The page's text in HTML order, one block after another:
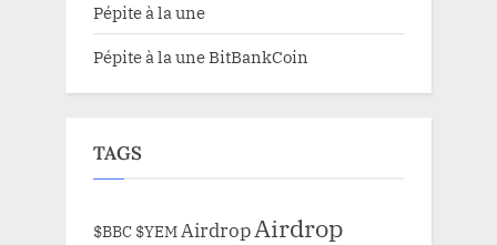
Pépite à la une
Pépite à la une BitBankCoin
TAGS
$BBC $YEMAirdropAirdrop